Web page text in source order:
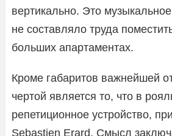
вертикально. Это
не составляло труда
больших апартаментах.
Кроме габаритов важнейшей
чертой является то, что в
репетиционное устройство,
Sebastien Erard. Смысл